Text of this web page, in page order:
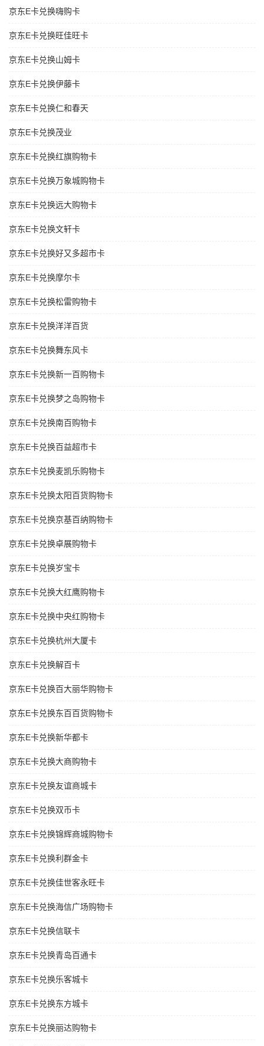
京东E卡兑换嗨购卡
京东E卡兑换旺佳旺卡
京东E卡兑换山姆卡
京东E卡兑换伊藤卡
京东E卡兑换仁和春天
京东E卡兑换茂业
京东E卡兑换红旗购物卡
京东E卡兑换万象城购物卡
京东E卡兑换远大购物卡
京东E卡兑换文轩卡
京东E卡兑换好又多超市卡
京东E卡兑换摩尔卡
京东E卡兑换松雷购物卡
京东E卡兑换洋洋百货
京东E卡兑换舞东风卡
京东E卡兑换新一百购物卡
京东E卡兑换梦之岛购物卡
京东E卡兑换南百购物卡
京东E卡兑换百益超市卡
京东E卡兑换麦凯乐购物卡
京东E卡兑换太阳百货购物卡
京东E卡兑换京基百纳购物卡
京东E卡兑换卓展购物卡
京东E卡兑换岁宝卡
京东E卡兑换大红鹰购物卡
京东E卡兑换中央红购物卡
京东E卡兑换杭州大厦卡
京东E卡兑换解百卡
京东E卡兑换百大丽华购物卡
京东E卡兑换东百百货购物卡
京东E卡兑换新华都卡
京东E卡兑换大商购物卡
京东E卡兑换友谊商城卡
京东E卡兑换双币卡
京东E卡兑换锦辉商城购物卡
京东E卡兑换利群金卡
京东E卡兑换佳世客永旺卡
京东E卡兑换海信广场购物卡
京东E卡兑换信联卡
京东E卡兑换青岛百通卡
京东E卡兑换乐客城卡
京东E卡兑换东方城卡
京东E卡兑换丽达购物卡